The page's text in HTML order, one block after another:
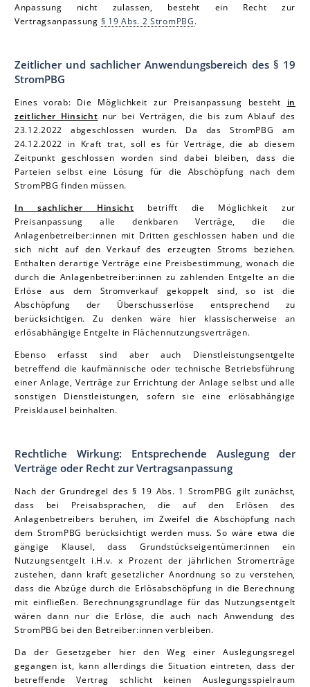
Anpassung nicht zulassen, besteht ein Recht zur
Vertragsanpassung § 19 Abs. 2 StromPBG.
Zeitlicher und sachlicher Anwendungsbereich des § 19
StromPBG
Eines vorab: Die Möglichkeit zur Preisanpassung besteht in
zeitlicher Hinsicht nur bei Verträgen, die bis zum Ablauf des
23.12.2022 abgeschlossen wurden. Da das StromPBG am
24.12.2022 in Kraft trat, soll es für Verträge, die ab diesem
Zeitpunkt geschlossen worden sind dabei bleiben, dass die
Parteien selbst eine Lösung für die Abschöpfung nach dem
StromPBG finden müssen.
In sachlicher Hinsicht
betrifft die Möglichkeit zur
Preisanpassung alle denkbaren Verträge, die die
Anlagenbetreiber:innen mit Dritten geschlossen haben und die
sich nicht auf den Verkauf des erzeugten Stroms beziehen.
Enthalten derartige Verträge eine Preisbestimmung, wonach die
durch die Anlagenbetreiber:innen zu zahlenden Entgelte an die
Erlöse aus dem Stromverkauf gekoppelt sind, so ist die
Abschöpfung der Überschusserlöse entsprechend zu
berücksichtigen. Zu denken wäre hier klassischerweise an
erlösabhängige Entgelte in Flächennutzungsverträgen.
Ebenso erfasst sind aber auch Dienstleistungsentgelte
betreffend die kaufmännische oder technische Betriebsführung
einer Anlage, Verträge zur Errichtung der Anlage selbst und alle
sonstigen Dienstleistungen, sofern sie eine erlösabhängige
Preisklausel beinhalten.
Rechtliche Wirkung: Entsprechende Auslegung der
Verträge oder Recht zur Vertragsanpassung
Nach der Grundregel des § 19 Abs. 1 StromPBG gilt zunächst,
dass bei Preisabsprachen, die auf den Erlösen des
Anlagenbetreibers beruhen, im Zweifel die Abschöpfung nach
dem StromPBG berücksichtigt werden muss. So wäre etwa die
gängige Klausel, dass Grundstückseigentümer:innen ein
Nutzungsentgelt i.H.v. x Prozent der jährlichen Stromerträge
zustehen, dann kraft gesetzlicher Anordnung so zu verstehen,
dass die Abzüge durch die Erlösabschöpfung in die Berechnung
mit einfließen. Berechnungsgrundlage für das Nutzungsentgelt
wären dann nur die Erlöse, die auch nach Anwendung des
StromPBG bei den Betreiber:innen verbleiben.
Da der Gesetzgeber hier den Weg einer Auslegungsregel
gegangen ist, kann allerdings die Situation eintreten, dass der
betreffende Vertrag schlicht keinen Auslegungsspielraum